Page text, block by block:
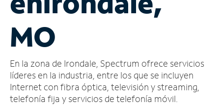
cuenta
Encuentra
tienda
MO
En la zona de Irondale, Spectrum ofrece servicios
líderes en la industria, entre los que se incluyen
Internet con fibra óptica, televisión y streaming,
telefonía fija y servicios de telefonía móvil.